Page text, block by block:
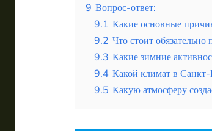
9 Вопрос-ответ:
9.1 Какие основные
9.2 Что стоит
9.3 Какие зимние
9.4 Какой климат в Санкт-
9.5 Какую атмосферу